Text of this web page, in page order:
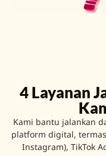
4 Layanan
Kami bantu jalankan
platform digital,
Instagram), TikTok